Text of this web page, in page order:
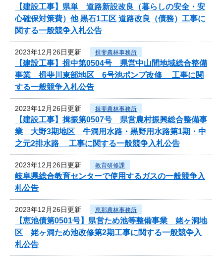
【建設工事】県単 道路新設改良（暮らしの安全・安
心確保対策費）他 黒石1工区 道路改良（債務）工事に
関する一般競争入札公告
2023年12月26日更新 揖斐農林事務所
【建設工事】揖中第0504号 県営中山間地域総合整備
事業 揖斐川東部地区 6号池ポンプ改修 工事に関
する一般競争入札公告
2023年12月26日更新 揖斐農林事務所
【建設工事】揖振第0507号 県営農村振興総合整備事
業 大野3期地区 牛洞用水路・黒野用水路第1期・中
之元2排水路 工事に関する一般競争入札公告
2023年12月26日更新 教育研修課
岐阜県総合教育センターで使用するガスの一般競争入
札公告
2023年12月26日更新 恵那農林事務所
【恵池債第0501号】県営ため池等整備事業 姥ヶ洞地
区 姥ヶ洞ため池改修第2期工事に関する一般競争入
札公告